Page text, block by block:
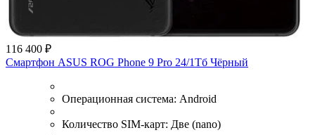
116 400 ₽
Смартфон ASUS ROG Phone 9 Pro 24/1Тб Чёрный
Операционная система: Android
Количество SIM-карт: Две (nano)